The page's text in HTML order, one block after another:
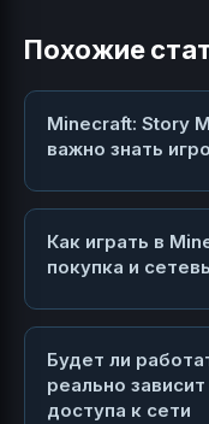
Похожие
Minecraft: Story
важно знать
Как играть в
покупка и
Будет ли
реально
доступа к сети